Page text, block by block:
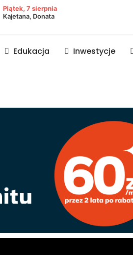
Piątek, 7 sierpnia
Kajetana, Donata
Edukacja Inwestycje